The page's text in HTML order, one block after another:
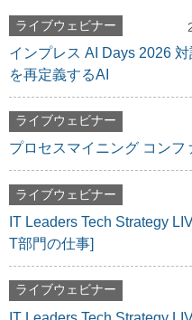
ライブウェビナー
インプレス AI Days 2026
を再定義するAI
ライブウェビナー
プロセスマイニング コンフ
ライブウェビナー
IT Leaders Tech Strategy
T部門の仕事]
ライブウェビナー